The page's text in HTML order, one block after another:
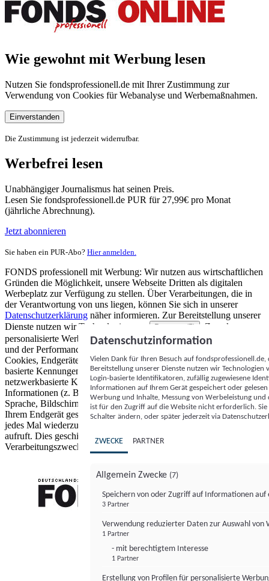
Wie gewohnt mit Werbung lesen
Nutzen Sie fondsprofessionell.de mit Ihrer Zustimmung zur
Verwendung von Cookies für Webanalyse und Werbemaßnahmen.
Einverstanden
Die Zustimmung ist jederzeit widerrufbar.
Werbefrei lesen
Unabhängiger Journalismus hat seinen Preis.
Lesen Sie fondsprofessionell.de PUR für 27,99€ pro Monat
(jährliche Abrechnung).
Jetzt abonnieren
Sie haben ein PUR-Abo? Hier anmelden.
FONDS professionell mit Werbung: Wir nutzen aus wirtschaftlichen
Gründen die Möglichkeit, unsere Webseite Dritten als digitalen
Werbeplatz zur Verfügung zu stellen. Über Verarbeitungen, die in
der Verantwortung von uns liegen, können Sie sich in unserer
Datenschutzerklärung näher informieren. Zur Bereitstellung unserer
Dienste nutzen wir Technologien von
Partnern (5)
. Zwecke:
personalisierte Werbung und Inhalte, Messung von Werbeleistung
und der Performance von Inhalten sowie Zielgruppenforschung.
Cookies, Endgeräte- oder ähnliche Online-Kennungen (z. B. login-
basierte Kennungen, zufällig generierte Kennungen,
netzwerkbasierte Kennungen) können zusammen mit anderen
Informationen (z. B. Browsertyp und Browserinformationen,
Sprache, Bildschirmgröße, unterstützte Technologien usw.) auf
Ihrem Endgerät gespeichert oder von dort ausgelesen werden, um es
jedes Mal wiederzuerkennen, wenn es eine App oder einer Webseite
aufruft. Dies geschieht für einen oder mehrere der hier aufgeführten
Verarbeitungszwecke.
Datenschutzinformation
Vielen Dank für Ihren Besuch auf
Bereitstellung unserer Dienste nutzen wir Technologien
Login-basierte Identifikatoren, zufällig zugewiesene
Informationen auf Ihrem Gerät gespeichert oder
Werbung und Inhalte, Messung von Werbeleistung
ist für den Zugriff auf die Website nicht erforderlich.
Schalter ändern, oder später jederzeit via
ZWECKE PARTNER
Allgemein Zwecke (7)
Speichern von oder Zugriff auf Informationen auf
3 Partner
Verwendung reduzierter Daten zur Auswahl von
1 Partner
- mit berechtigtem Interesse
1 Partner
Erstellung von Profilen für personalisierte
FONDS professionell